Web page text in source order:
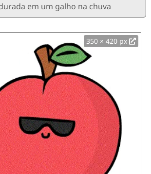
em um galho na chuva
350 × 420 px